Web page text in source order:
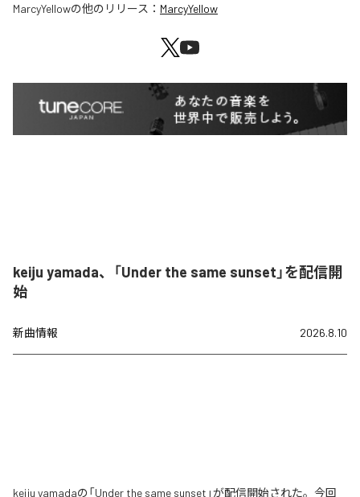
MarcyYellowの他のリリース： MarcyYellow
keiju yamada、「Under the same sunset」を配信開
始
新曲情報 2026.8.10
keiju yamadaの「Under the same sunset」が配信開始された。今回